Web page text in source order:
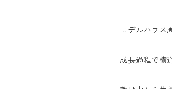
モデルハウス
成長過程で横